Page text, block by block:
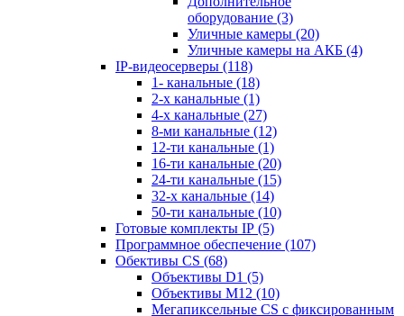
оборудование (3)
Уличные камеры (20)
Уличные камеры на АКБ (4)
IP-видеосерверы (118)
1- канальные (18)
2-х канальные (1)
4-х канальные (27)
8-ми канальные (12)
12-ти канальные (1)
16-ти канальные (20)
24-ти канальные (15)
32-х канальные (14)
50-ти канальные (10)
Готовые комплекты IP (5)
Программное обеспечение (107)
Обективы CS (68)
Объективы D1 (5)
Объективы M12 (10)
Мегапиксельные CS c фиксированным